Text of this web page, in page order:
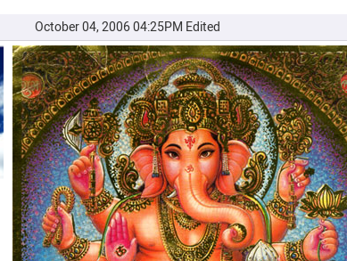
October 04, 2006 04:25PM Edited